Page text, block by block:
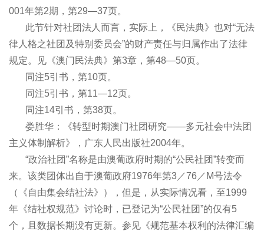
001年第2期，第29―37页。
此节针对社团法人而言，实际上，《民法典》也对“无法
律人格之社团及特别委员会”的财产责任与归属作出了法律
规定。见《澳门民法典》第3章，第48―50页。
同注5引书，第10页。
同注5引书，第11―12页。
同注14引书，第38页。
娄胜华：《转型时期澳门社团研究――多元社会中法团
主义体制解析》，广东人民出版社2004年。
“政治社团”名称是由澳葡政府时期的“公民社团”转变而
来。该类团体出自于澳葡政府1976年第3／76／M号法令
（《自由集会结社法》），但是，从实际情况看，至1999
年《结社权规范》讨论时，已登记为“公民社团”的仅有5
个，且数据长期没有更新。参见《规范基本权利的法律汇编